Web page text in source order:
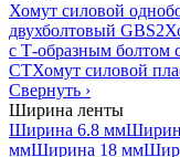
Хомут силовой
двухболтовый GBS2
с Т-образным
CTХомут силовой
Свернуть ›
Ширина ленты
Ширина 6.8 мм
ммШирина 18 мм